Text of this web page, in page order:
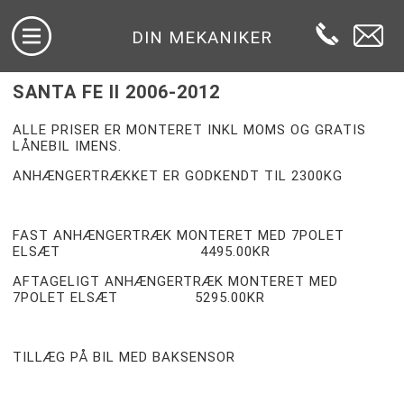
DIN MEKANIKER
SANTA FE II 2006-2012
ALLE PRISER ER MONTERET INKL MOMS OG GRATIS
LÅNEBIL IMENS.
ANHÆNGERTRÆKKET ER GODKENDT TIL 2300KG
FAST ANHÆNGERTRÆK MONTERET MED 7POLET
ELSÆT 4495.00KR
AFTAGELIGT ANHÆNGERTRÆK MONTERET MED
7POLET ELSÆT 5295.00KR
TILLÆG PÅ BIL MED BAKSENSOR